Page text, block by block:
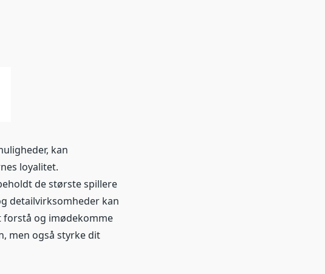
kan
loyalitet.
de største spillere
detailvirksomheder kan
og imødekomme
men også styrke dit